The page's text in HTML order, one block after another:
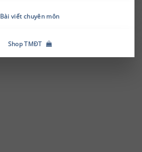
Bài viết chuyên môn
Shop TMĐT